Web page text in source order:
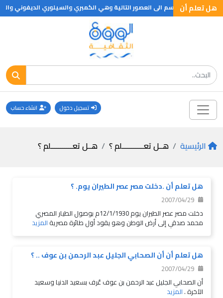
هل تعلم أن
الجيولوجية تنقسم الى العصور التالية وهي الكمبري والسيلوري
تسجيل دخول انشاء حساب
الرئيسية هــل تعـــــــــــلم ؟ هــل تعـــــــــــلم ؟
هل تعلم أن .دخلت مصر عصر الطيران يوم. ؟
2007/04/29
دخلت مصر عصر الطيران يوم 12/1/1930م بوصول الطيار المصري
محمد صدقي إلى أرض الوطن وهو يقود أول طائرة مصرية المزيد
هل تعلم أن أن الصحابي الجليل عبد الرحمن بن عوف .. ؟
2007/04/29
أن الصحابي الجليل عبد الرحمن بن عوف عٌرف بسعيد الدنيا وسعيد
الآخرة .المزيد